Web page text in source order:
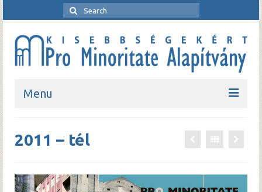
Search
for:
Menu
Rendezvények
2011 – tél